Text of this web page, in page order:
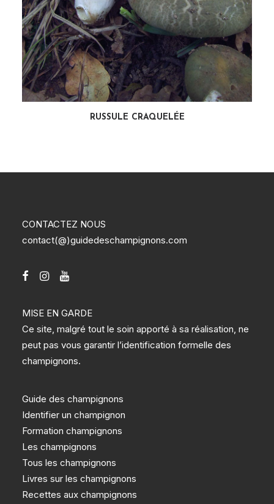
LIRE LA SUITE
RUSSULE CRAQUELÉE
CONTACTEZ NOUS
contact(@)guidedeschampignons.com
MISE EN GARDE
Ce site, malgré tout le soin apporté à sa réalisation, ne
peut pas vous garantir l’identification formelle des
champignons.
Guide des champignons
Identifier un champignon
Formation champignons
Les champignons
Tous les champignons
Livres sur les champignons
Recettes aux champignons